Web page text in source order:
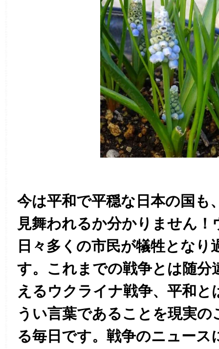
今は平和で平穏な日本の国も
見舞われるか分かりません
日々多くの市民が犠牲となり
す。これまでの戦争とは随分
えるウクライナ戦争、平和と
うい言葉であることを現実の
る毎日です。戦争のニュース